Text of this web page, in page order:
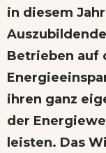
in diesem
Betrieben auf
ihren ganz
der
leisten. Das